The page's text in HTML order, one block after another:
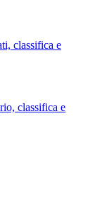
classifica e
classifica e